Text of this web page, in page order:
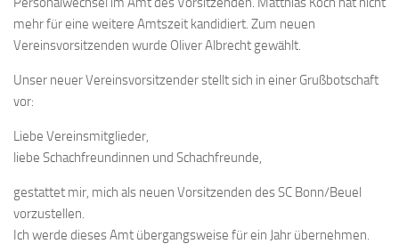
Bayernpokal
Sommerturnier
Bonner Schnellschachturniere
Mannschaften
1. Mannschaft
3. Mannschaft
4. Mannschaft
mehr für eine weitere Amtszeit kandidiert. Zum neuen
Vereinsvorsitzenden wurde Oliver Albrecht gewählt.
Unser neuer Vereinsvorsitzender stellt sich in einer Grußbotschaft
vor:
Liebe Vereinsmitglieder,
liebe Schachfreundinnen und Schachfreunde,
gestattet mir, mich als neuen Vorsitzenden des SC Bonn/Beuel
vorzustellen.
Ich werde dieses Amt übergangsweise für ein Jahr übernehmen.